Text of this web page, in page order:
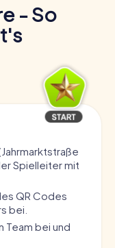
- So
Spielleiter mit
QR Codes
bei.
Team bei und